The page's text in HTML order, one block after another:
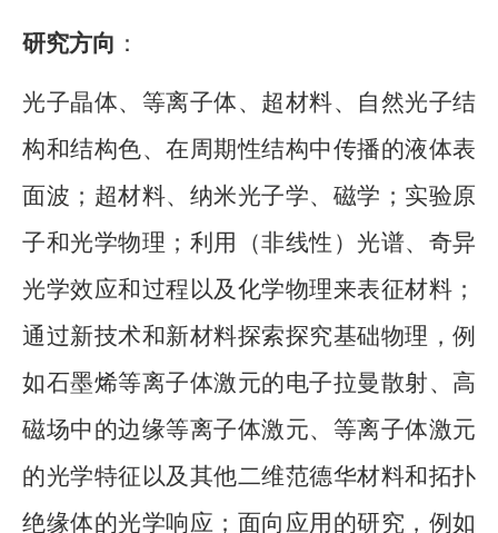
研究方向 ：
光子晶体、等离子体、超材料、自然光子结
构和结构色、在周期性结构中传播的液体表
面波；超材料、纳米光子学、磁学；实验原
子和光学物理；利用（非线性）光谱、奇异
光学效应和过程以及化学物理来表征材料；
通过新技术和新材料探索探究基础物理，例
如石墨烯等离子体激元的电子拉曼散射、高
磁场中的边缘等离子体激元、等离子体激元
的光学特征以及其他二维范德华材料和拓扑
绝缘体的光学响应；面向应用的研究，例如